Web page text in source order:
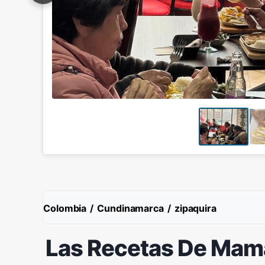
Colombia / Cundinamarca / zipaquira
Las Recetas De